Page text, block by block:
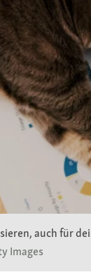
auch für
Images